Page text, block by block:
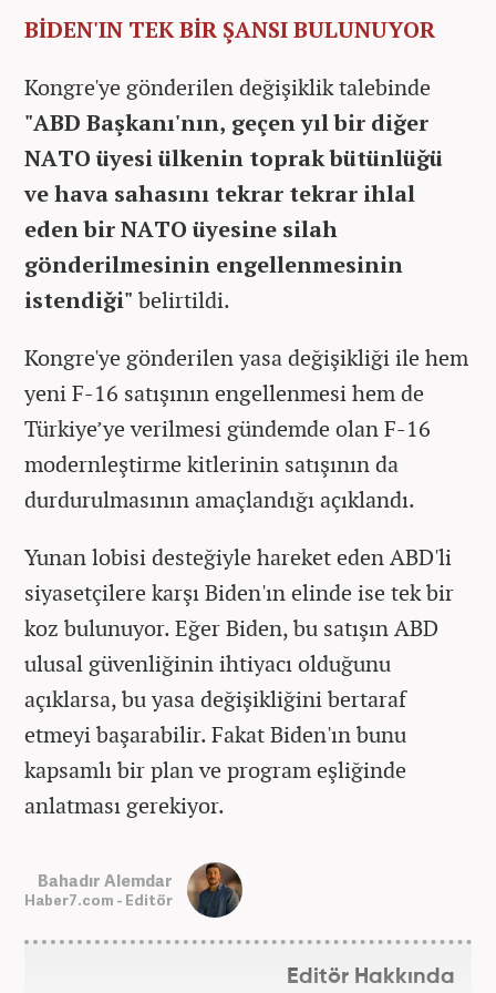
BİDEN'IN TEK BİR ŞANSI BULUNUYOR
Kongre'ye gönderilen değişiklik talebinde
"ABD Başkanı'nın, geçen yıl bir diğer
NATO üyesi ülkenin toprak bütünlüğü
ve hava sahasını tekrar tekrar ihlal
eden bir NATO üyesine silah
gönderilmesinin engellenmesinin
istendiği" belirtildi.
Kongre'ye gönderilen yasa değişikliği ile hem
yeni F-16 satışının engellenmesi hem de
Türkiye’ye verilmesi gündemde olan F-16
modernleştirme kitlerinin satışının da
durdurulmasının amaçlandığı açıklandı.
Yunan lobisi desteğiyle hareket eden ABD'li
siyasetçilere karşı Biden'ın elinde ise tek bir
koz bulunuyor. Eğer Biden, bu satışın ABD
ulusal güvenliğinin ihtiyacı olduğunu
açıklarsa, bu yasa değişikliğini bertaraf
etmeyi başarabilir. Fakat Biden'ın bunu
kapsamlı bir plan ve program eşliğinde
anlatması gerekiyor.
Bahadır Alemdar
Haber7.com - Editör
Editör Hakkında